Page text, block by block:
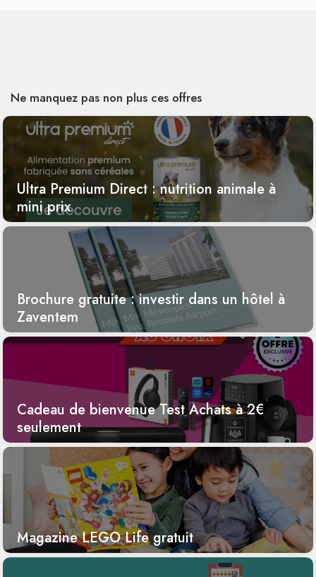
Ne manquez pas non plus ces offres
Ultra Premium Direct : nutrition animale à
mini prix
Brochure gratuite : investir dans un hôtel à
Zaventem
Cadeau de bienvenue Test Achats à 2€
seulement
Magazine LEGO Life gratuit